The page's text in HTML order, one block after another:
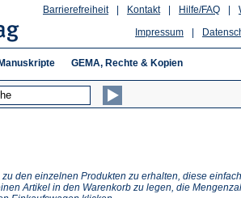
Hilfe/FAQ
Kontakt
Barrierefreiheit
Impressum
GEMA, Rechte & Kopien
den einzelnen Produkten zu erhalten, diese
Artikel in den Warenkorb zu legen, die